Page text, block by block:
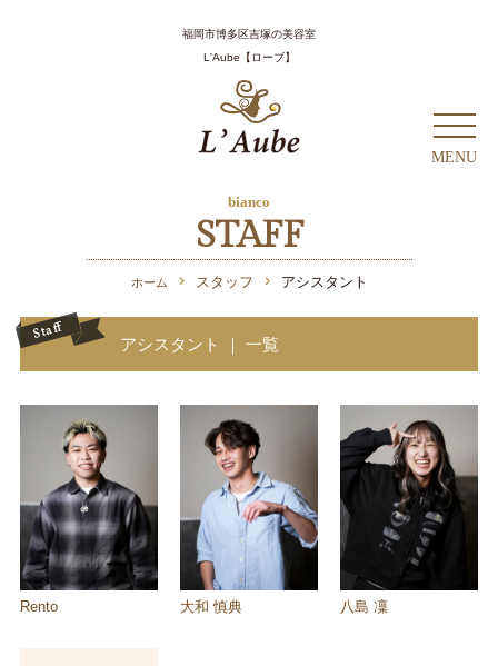
Home ホーム
サロン
Menu メニュー
クーポン
Hair Style
Recruit 採用情報
Contact お問合せ
福岡市博多区吉塚の美容室
L'Aube【ローブ】
MENU
bianco
STAFF
ホーム スタッフ アシスタント
アシスタント ｜ 一覧
Rento 大和 慎典 八島 凜